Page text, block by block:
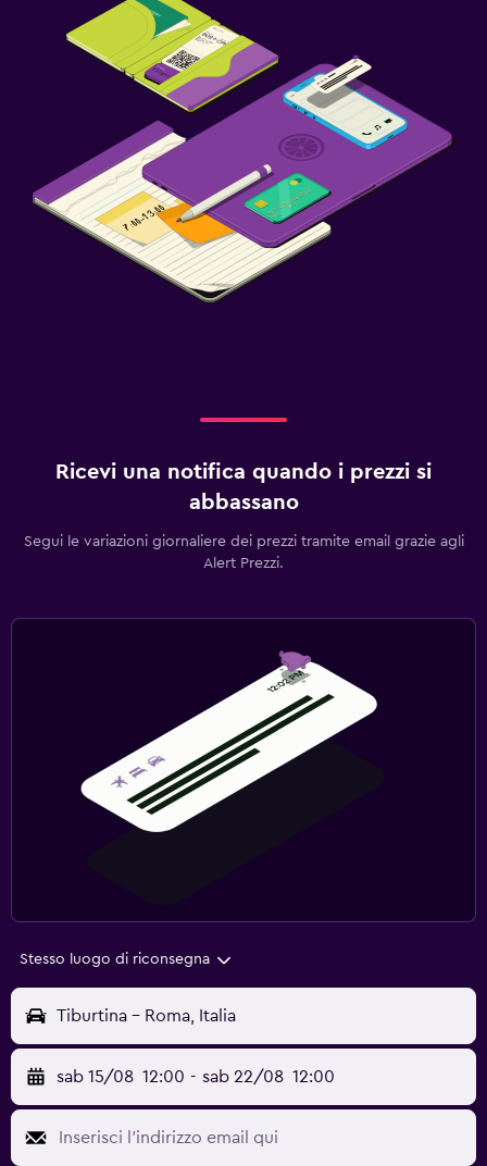
Ricevi una notifica quando i prezzi si
abbassano
Segui le variazioni giornaliere dei prezzi tramite email grazie agli
Alert Prezzi.
Stesso luogo di riconsegna
Tiburtina - Roma, Italia
sab 15/08 12:00 - sab 22/08 12:00